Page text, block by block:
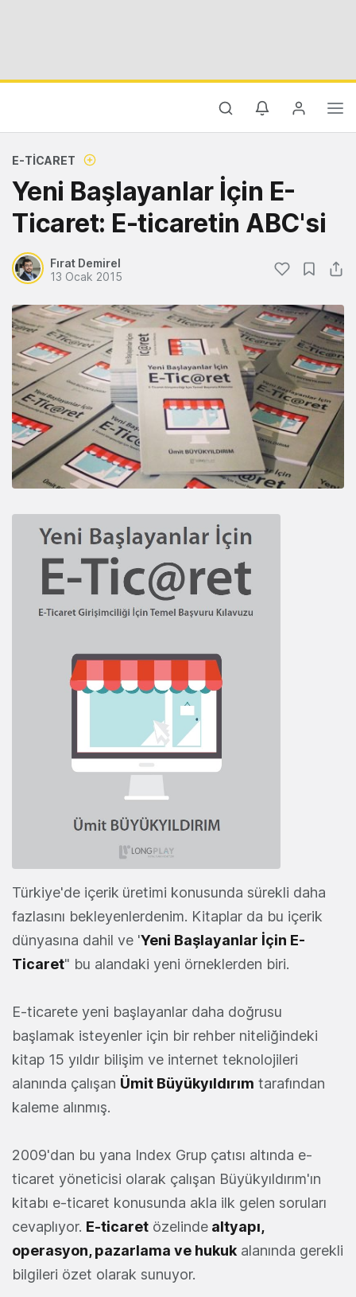
E-TICARET
Yeni Başlayanlar İçin E-
Ticaret: E-ticaretin ABC'si
Fırat Demirel
13 Ocak 2015
Türkiye'de içerik üretimi konusunda sürekli daha
fazlasını bekleyenlerdenim. Kitaplar da bu içerik
dünyasına dahil ve 'Yeni Başlayanlar İçin E-
Ticaret" bu alandaki yeni örneklerden biri.
E-ticarete yeni başlayanlar daha doğrusu
başlamak isteyenler için bir rehber niteliğindeki
kitap 15 yıldır bilişim ve internet teknolojileri
alanında çalışan Ümit Büyükyıldırım tarafından
kaleme alınmış.
2009'dan bu yana Index Grup çatısı altında e-
ticaret yöneticisi olarak çalışan Büyükyıldırım'ın
kitabı e-ticaret konusunda akla ilk gelen soruları
cevaplıyor. E-ticaret özelinde altyapı,
operasyon, pazarlama ve hukuk alanında gerekli
bilgileri özet olarak sunuyor.